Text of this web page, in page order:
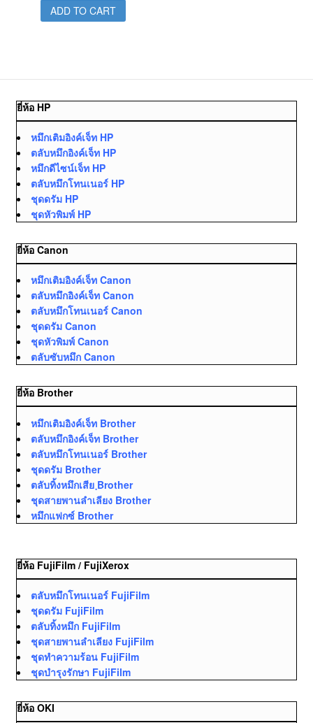
ADD TO CART
ยี่ห้อ HP
หมึกเติมอิงค์เจ็ท HP
ตลับหมึกอิงค์เจ็ท HP
หมึกดีไซน์เจ็ท HP
ตลับหมึกโทนเนอร์ HP
ชุดดรัม HP
ชุดหัวพิมพ์ HP
ยี่ห้อ Canon
หมึกเติมอิงค์เจ็ท Canon
ตลับหมึกอิงค์เจ็ท Canon
ตลับหมึกโทนเนอร์ Canon
ชุดดรัม Canon
ชุดหัวพิมพ์ Canon
ตลับซับหมึก Canon
ยี่ห้อ Brother
หมึกเติมอิงค์เจ็ท Brother
ตลับหมึกอิงค์เจ็ท Brother
ตลับหมึกโทนเนอร์ Brother
ชุดดรัม Brother
ตลับทิ้งหมึกเสีย ฺBrother
ชุดสายพานลำเลียง Brother
หมึกแฟกซ์ Brother
ยี่ห้อ FujiFilm / FujiXerox
ตลับหมึกโทนเนอร์ FujiFilm
ชุดดรัม FujiFilm
ตลับทิ้งหมึก FujiFilm
ชุดสายพานลำเลียง FujiFilm
ชุดทำความร้อน FujiFilm
ชุดบำรุงรักษา FujiFilm
ยี่ห้อ OKI